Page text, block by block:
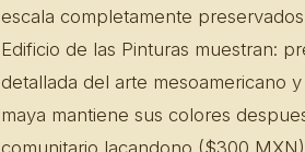
escala completamente
Edificio de las Pinturas muestran:
detallada del arte mesoamericano
maya mantiene sus colores
comunitario lacandono ($300